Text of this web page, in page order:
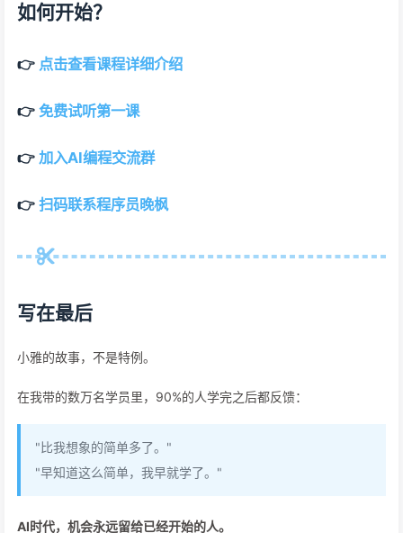
如何开始？
👉 点击查看课程详细介绍
👉 免费试听第一课
👉 加入AI编程交流群
👉 扫码联系程序员晚枫
写在最后
小雅的故事，不是特例。
在我带的数万名学员里，90%的人学完之后都反馈：
"比我想象的简单多了。"
"早知道这么简单，我早就学了。"
AI时代，机会永远留给已经开始的人。